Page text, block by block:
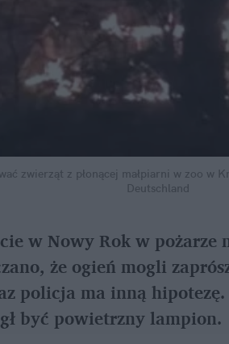
zwierząt z płonącej małpiarni w zoo w
Deutschland
w Nowy Rok w
że ogień mogli
policja ma inną
być powietrzny lampion.